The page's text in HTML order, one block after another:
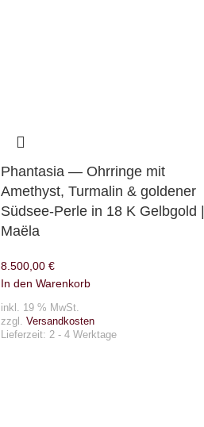
Phantasia — Ohrringe mit
Amethyst, Turmalin & goldener
Südsee-Perle in 18 K Gelbgold |
Maëla
8.500,00 €
In den Warenkorb
inkl. 19 % MwSt.
zzgl. Versandkosten
Lieferzeit: 2 - 4 Werktage